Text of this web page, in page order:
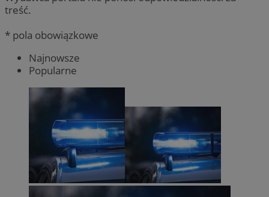
treść.
* pola obowiązkowe
Najnowsze
Popularne